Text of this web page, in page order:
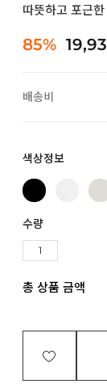
따뜻하고 포근
85%
배송비
색상정보
수량
총 상품 금액